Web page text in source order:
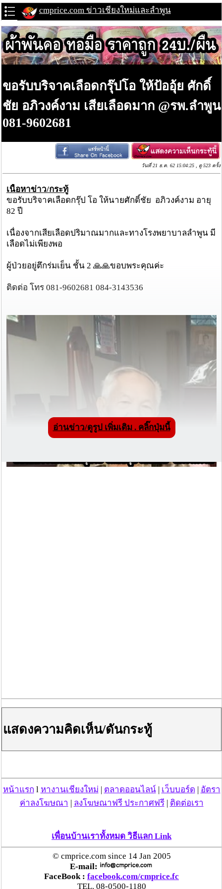
cmprice.com ข่าวเชียงใหม่และลำพูน
ขอรับบริจาคเลือดกรุ๊ปโอ ให้ป้ออุ้ย ศักดิ์
ชัย อภิวงค์งาม เสียเลือดมาก @รพ.ลำพูน
081-9602681
วันที่ 21 ธ.ค. 62 15:04:25 , ดู 523 ครั้ง
เนื้อหาข่าว/กระทู้
ขอรับบริจาคเลือดกรุ๊ป โอ ให้นายศักดิ์ชัย อภิวงค์งาม อายุ
82 ปี
เนื่องจากเสียเลือดปริมาณมากและทางโรงพยาบาลลำพูน มี
เลือดไม่เพียงพอ
ผู้ป่วยอยู่ตึกร่มเย็น ชั้น 2 🙏🙏ขอบพระคุณค่ะ
ติดต่อ โทร 081-9602681 084-3143536
อ่านข่าว/ดูรูป เพิ่มเติม . คลิ๊กปุ่มนี้
แสดงความคิดเห็น/ดันกระทู้
หน้าแรก l หางานเชียงใหม่ | ตลาดออนไลน์| เว็บบอร์ด | อัตรา
ค่าลงโฆษณา | ลงโฆษณาฟรี ประกาศฟรี| ติดต่อเรา
เพื่อนบ้านเราทั้งหมด วิธีแลก Link
© cmprice.com since 14 Jan 2005
E-mail:
FaceBook : facebook.com/cmprice.fc
TEL. 08-0500-1180